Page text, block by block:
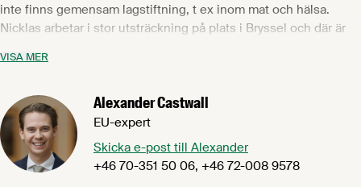
inte finns gemensam lagstiftning, t ex inom mat och hälsa.
Nicklas arbetar i stor utsträckning på plats i Bryssel och där är
FoodDrinkEurope där han är ordförande för Food and Consumer
regeringskansliet och på EU-kommissionen i Bryssel.
VISA MER
Alexander Castwall
EU-expert
Skicka e-post till Alexander
+46 70-351 50 06, +46 72-008 9578